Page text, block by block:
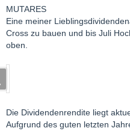
MUTARES
Eine meiner
Cross zu bauen und bis Juli
oben.
Die Dividendenrendite liegt
Aufgrund des guten letzten